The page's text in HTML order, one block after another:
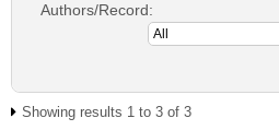
Authors/Record:
Showing results 1 to 3 of 3